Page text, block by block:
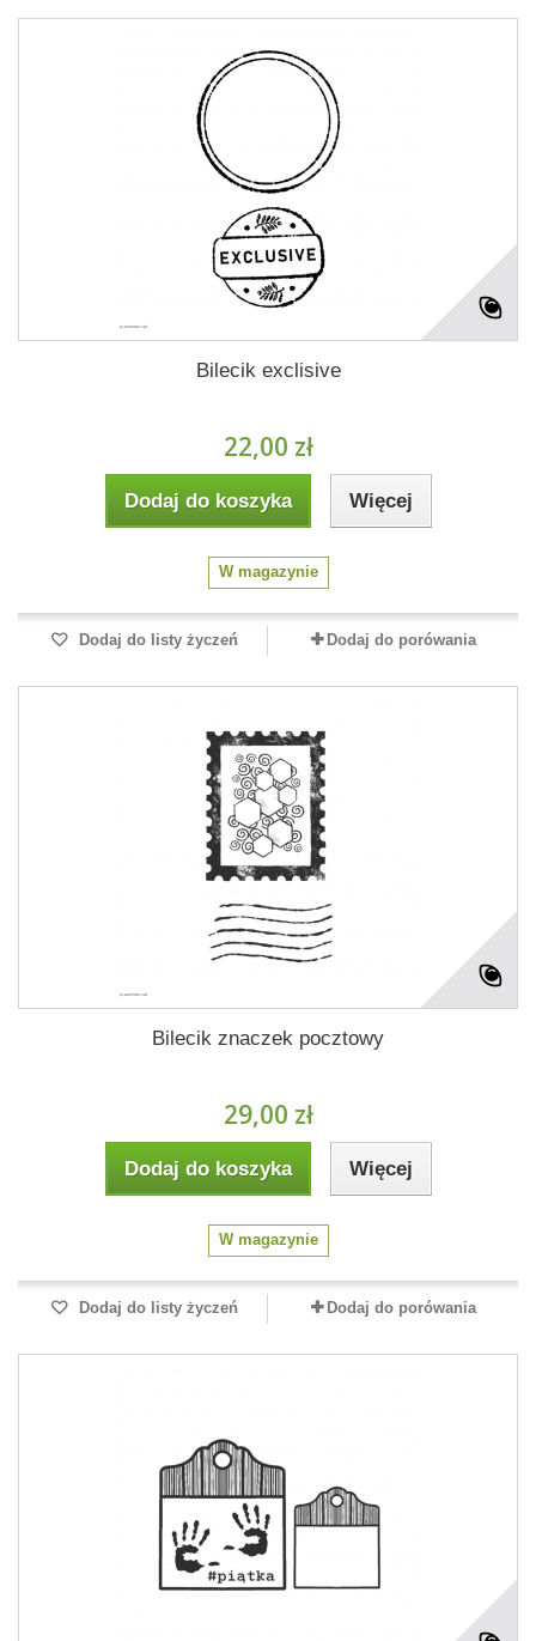
Bilecik exclisive
22,00 zł
Dodaj do koszyka Więcej
W magazynie
Dodaj do listy życzeń Dodaj do porówania
Bilecik znaczek pocztowy
29,00 zł
Dodaj do koszyka Więcej
W magazynie
Dodaj do listy życzeń Dodaj do porówania